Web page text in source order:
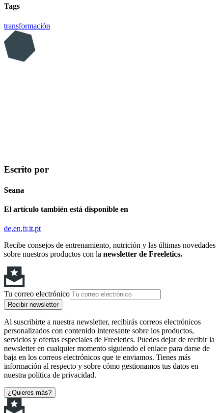
Tags
transformación
Escrito por
Seana
El artículo también está disponible en
de en fr it pt
Recibe consejos de entrenamiento, nutrición y las últimas novedades
sobre nuestros productos con la newsletter de Freeletics.
Tu correo electrónico
Recibir newsletter
Al suscribirte a nuestra newsletter, recibirás correos electrónicos
personalizados con contenido interesante sobre los productos,
servicios y ofertas especiales de Freeletics. Puedes dejar de recibir la
newsletter en cualquier momento siguiendo el enlace para darse de
baja en los correos electrónicos que te enviamos. Tienes más
información al respecto y sobre cómo gestionamos tus datos en
nuestra política de privacidad.
¿Quieres más?